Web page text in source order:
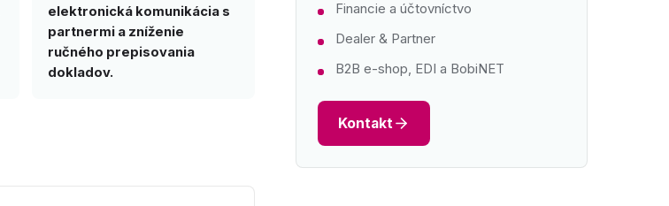
elektronická komunikácia s
partnermi a zníženie
ručného prepisovania
dokladov.
Financie a účtovníctvo
Dealer & Partner
B2B e-shop, EDI a BobiNET
Kontakt